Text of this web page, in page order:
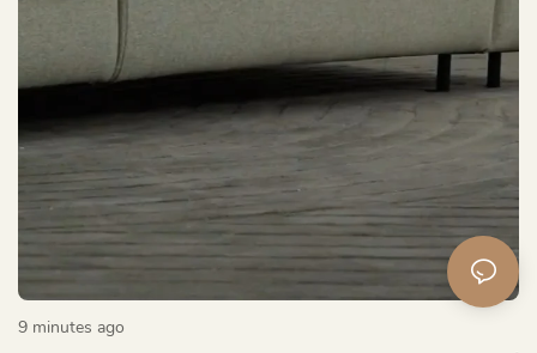
00:28
9 minutes ago